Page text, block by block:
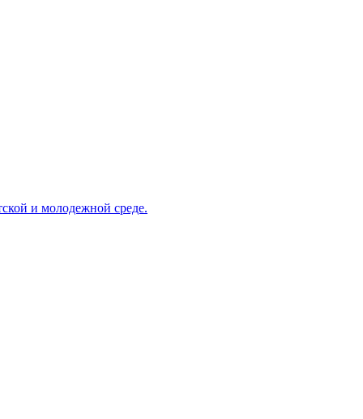
и молодежной среде.